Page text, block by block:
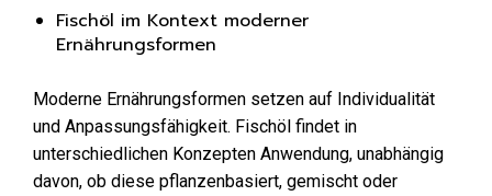
Fischöl im Kontext moderner
Ernährungsformen
Moderne Ernährungsformen setzen auf Individualität
und Anpassungsfähigkeit. Fischöl findet in
unterschiedlichen Konzepten Anwendung, unabhängig
davon, ob diese pflanzenbasiert, gemischt oder